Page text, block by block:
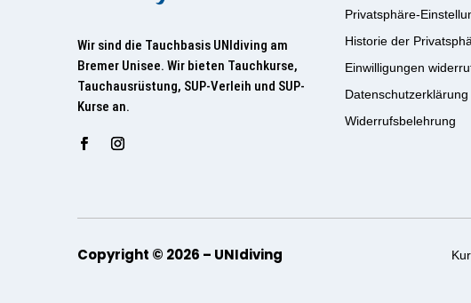
Wir sind die Tauchbasis UNIdiving am
Bremer Unisee. Wir bieten Tauchkurse,
Tauchausrüstung, SUP-Verleih und SUP-
Kurse an.
Privatsphäre-
Historie der
Einwilligungen
Datenschutzerklärung
Widerrufsbelehrung
Copyright © 2026 – UNIdiving